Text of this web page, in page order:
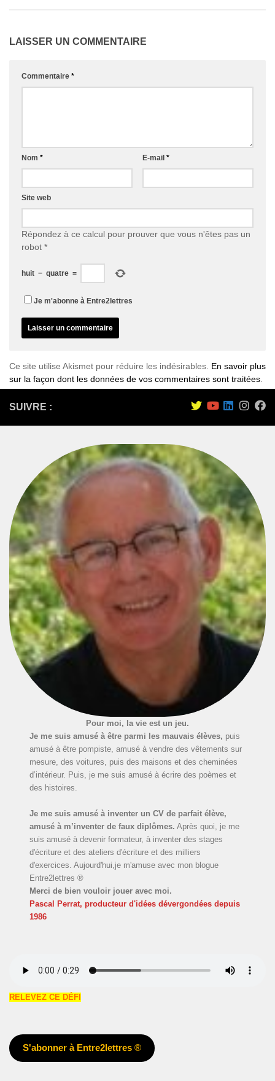
LAISSER UN COMMENTAIRE
Commentaire *
Nom * E-mail *
Site web
Répondez à ce calcul pour prouver que vous n'êtes pas un
robot *
huit − quatre =
Je m'abonne à Entre2lettres
Ce site utilise Akismet pour réduire les indésirables. En savoir plus
sur la façon dont les données de vos commentaires sont traitées.
SUIVRE :
Pour moi, la vie est un jeu.
Je me suis amusé à être parmi les mauvais élèves, puis
amusé à être pompiste, amusé à vendre des vêtements sur
mesure, des voitures, puis des maisons et des cheminées
d’intérieur. Puis, je me suis amusé à écrire des poèmes et
des histoires.
Je me suis amusé à inventer un CV de parfait élève,
amusé à m’inventer de faux diplômes. Après quoi, je me
suis amusé à devenir formateur, à inventer des stages
d'écriture et des ateliers d'écriture et des milliers
d'exercices. Aujourd'hui,je m'amuse avec mon blogue
Entre2lettres ®
Merci de bien vouloir jouer avec moi.
Pascal Perrat, producteur d'idées dévergondées depuis
1986
RELEVEZ CE DÉFI
S'abonner à Entre2lettres®